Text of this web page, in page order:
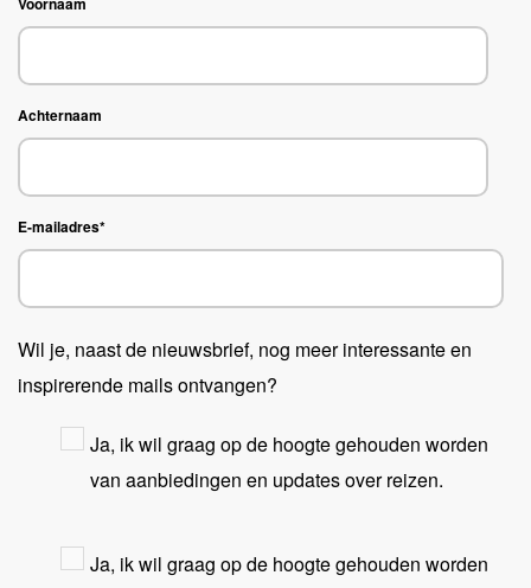
Achternaam
E-mailadres*
Wil je, naast de nieuwsbrief, nog meer interessante en
inspirerende mails ontvangen?
Ja, ik wil graag op de hoogte gehouden worden
van aanbiedingen en updates over reizen.
Ja, ik wil graag op de hoogte gehouden worden